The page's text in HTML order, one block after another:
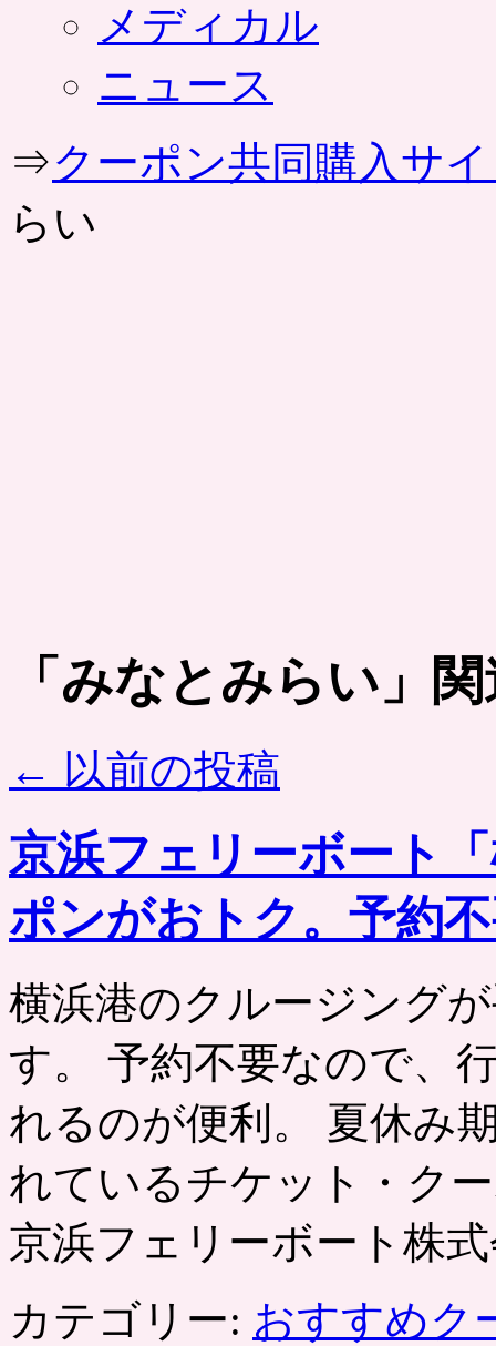
メディカル
ニュース
⇒クーポン共同購入サ
らい
「 みなとみらい 」
← 以前の投稿
京浜フェリーボート
ポンがおトク。予約
横浜港のクルージング
す。 予約不要なので、
れるのが便利。 夏休み
れているチケット・ク
京浜フェリーボート株
カテゴリー: おすすめク